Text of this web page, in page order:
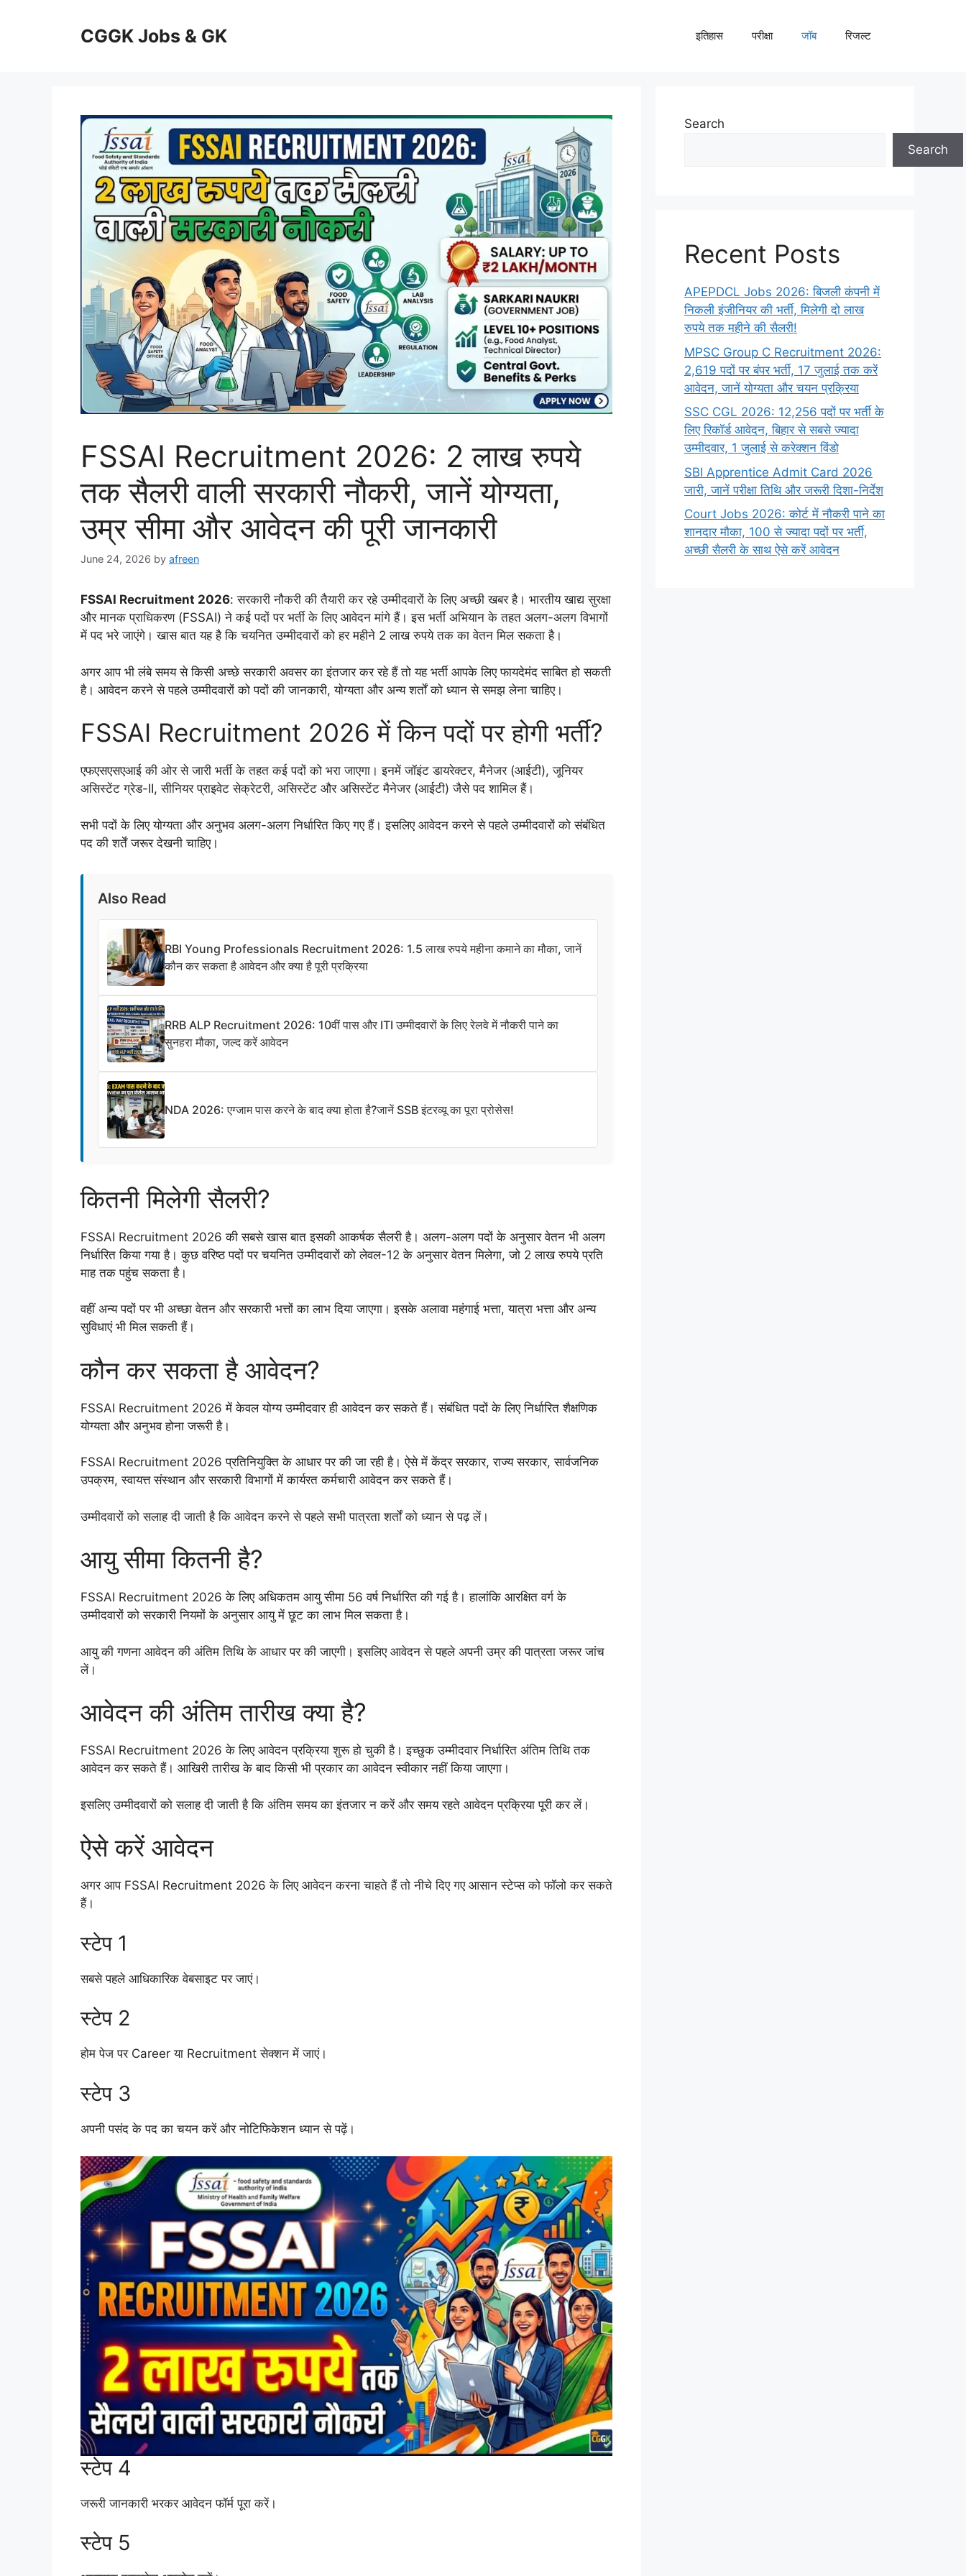
CGGK Jobs & GK इतिहास परीक्षा जॉब रिजल्ट
FSSAI Recruitment 2026: 2 लाख रुपये
तक सैलरी वाली सरकारी नौकरी, जानें योग्यता,
उम्र सीमा और आवेदन की पूरी जानकारी
June 24, 2026 by afreen
FSSAI Recruitment 2026: सरकारी नौकरी की तैयारी कर रहे उम्मीदवारों के लिए अच्छी खबर है। भारतीय खाद्य सुरक्षा
और मानक प्राधिकरण (FSSAI) ने कई पदों पर भर्ती के लिए आवेदन मांगे हैं। इस भर्ती अभियान के तहत अलग-अलग विभागों
में पद भरे जाएंगे। खास बात यह है कि चयनित उम्मीदवारों को हर महीने 2 लाख रुपये तक का वेतन मिल सकता है।
अगर आप भी लंबे समय से किसी अच्छे सरकारी अवसर का इंतजार कर रहे हैं तो यह भर्ती आपके लिए फायदेमंद साबित हो सकती
है। आवेदन करने से पहले उम्मीदवारों को पदों की जानकारी, योग्यता और अन्य शर्तों को ध्यान से समझ लेना चाहिए।
FSSAI Recruitment 2026 में किन पदों पर होगी भर्ती?
एफएसएसएआई की ओर से जारी भर्ती के तहत कई पदों को भरा जाएगा। इनमें जॉइंट डायरेक्टर, मैनेजर (आईटी), जूनियर
असिस्टेंट ग्रेड-II, सीनियर प्राइवेट सेक्रेटरी, असिस्टेंट और असिस्टेंट मैनेजर (आईटी) जैसे पद शामिल हैं।
सभी पदों के लिए योग्यता और अनुभव अलग-अलग निर्धारित किए गए हैं। इसलिए आवेदन करने से पहले उम्मीदवारों को संबंधित
पद की शर्तें जरूर देखनी चाहिए।
Also Read
RBI Young Professionals Recruitment 2026: 1.5 लाख रुपये महीना कमाने का मौका, जानें
कौन कर सकता है आवेदन और क्या है पूरी प्रक्रिया
RRB ALP Recruitment 2026: 10वीं पास और ITI उम्मीदवारों के लिए रेलवे में नौकरी पाने का
सुनहरा मौका, जल्द करें आवेदन
NDA 2026: एग्जाम पास करने के बाद क्या होता है?जानें SSB इंटरव्यू का पूरा प्रोसेस!
कितनी मिलेगी सैलरी?
FSSAI Recruitment 2026 की सबसे खास बात इसकी आकर्षक सैलरी है। अलग-अलग पदों के अनुसार वेतन भी अलग
निर्धारित किया गया है। कुछ वरिष्ठ पदों पर चयनित उम्मीदवारों को लेवल-12 के अनुसार वेतन मिलेगा, जो 2 लाख रुपये प्रति
माह तक पहुंच सकता है।
वहीं अन्य पदों पर भी अच्छा वेतन और सरकारी भत्तों का लाभ दिया जाएगा। इसके अलावा महंगाई भत्ता, यात्रा भत्ता और अन्य
सुविधाएं भी मिल सकती हैं।
कौन कर सकता है आवेदन?
FSSAI Recruitment 2026 में केवल योग्य उम्मीदवार ही आवेदन कर सकते हैं। संबंधित पदों के लिए निर्धारित शैक्षणिक
योग्यता और अनुभव होना जरूरी है।
FSSAI Recruitment 2026 प्रतिनियुक्ति के आधार पर की जा रही है। ऐसे में केंद्र सरकार, राज्य सरकार, सार्वजनिक
उपक्रम, स्वायत्त संस्थान और सरकारी विभागों में कार्यरत कर्मचारी आवेदन कर सकते हैं।
उम्मीदवारों को सलाह दी जाती है कि आवेदन करने से पहले सभी पात्रता शर्तों को ध्यान से पढ़ लें।
आयु सीमा कितनी है?
FSSAI Recruitment 2026 के लिए अधिकतम आयु सीमा 56 वर्ष निर्धारित की गई है। हालांकि आरक्षित वर्ग के
उम्मीदवारों को सरकारी नियमों के अनुसार आयु में छूट का लाभ मिल सकता है।
आयु की गणना आवेदन की अंतिम तिथि के आधार पर की जाएगी। इसलिए आवेदन से पहले अपनी उम्र की पात्रता जरूर जांच
लें।
आवेदन की अंतिम तारीख क्या है?
FSSAI Recruitment 2026 के लिए आवेदन प्रक्रिया शुरू हो चुकी है। इच्छुक उम्मीदवार निर्धारित अंतिम तिथि तक
आवेदन कर सकते हैं। आखिरी तारीख के बाद किसी भी प्रकार का आवेदन स्वीकार नहीं किया जाएगा।
इसलिए उम्मीदवारों को सलाह दी जाती है कि अंतिम समय का इंतजार न करें और समय रहते आवेदन प्रक्रिया पूरी कर लें।
ऐसे करें आवेदन
अगर आप FSSAI Recruitment 2026 के लिए आवेदन करना चाहते हैं तो नीचे दिए गए आसान स्टेप्स को फॉलो कर सकते
हैं।
स्टेप 1
सबसे पहले आधिकारिक वेबसाइट पर जाएं।
स्टेप 2
होम पेज पर Career या Recruitment सेक्शन में जाएं।
स्टेप 3
अपनी पसंद के पद का चयन करें और नोटिफिकेशन ध्यान से पढ़ें।
स्टेप 4
जरूरी जानकारी भरकर आवेदन फॉर्म पूरा करें।
स्टेप 5
Search
Search
Recent Posts
APEPDCL Jobs 2026: बिजली कंपनी में
निकली इंजीनियर की भर्ती, मिलेगी दो लाख
रुपये तक महीने की सैलरी!
MPSC Group C Recruitment 2026:
2,619 पदों पर बंपर भर्ती, 17 जुलाई तक करें
आवेदन, जानें योग्यता और चयन प्रक्रिया
SSC CGL 2026: 12,256 पदों पर भर्ती के
लिए रिकॉर्ड आवेदन, बिहार से सबसे ज्यादा
उम्मीदवार, 1 जुलाई से करेक्शन विंडो
SBI Apprentice Admit Card 2026
जारी, जानें परीक्षा तिथि और जरूरी दिशा-निर्देश
Court Jobs 2026: कोर्ट में नौकरी पाने का
शानदार मौका, 100 से ज्यादा पदों पर भर्ती,
अच्छी सैलरी के साथ ऐसे करें आवेदन